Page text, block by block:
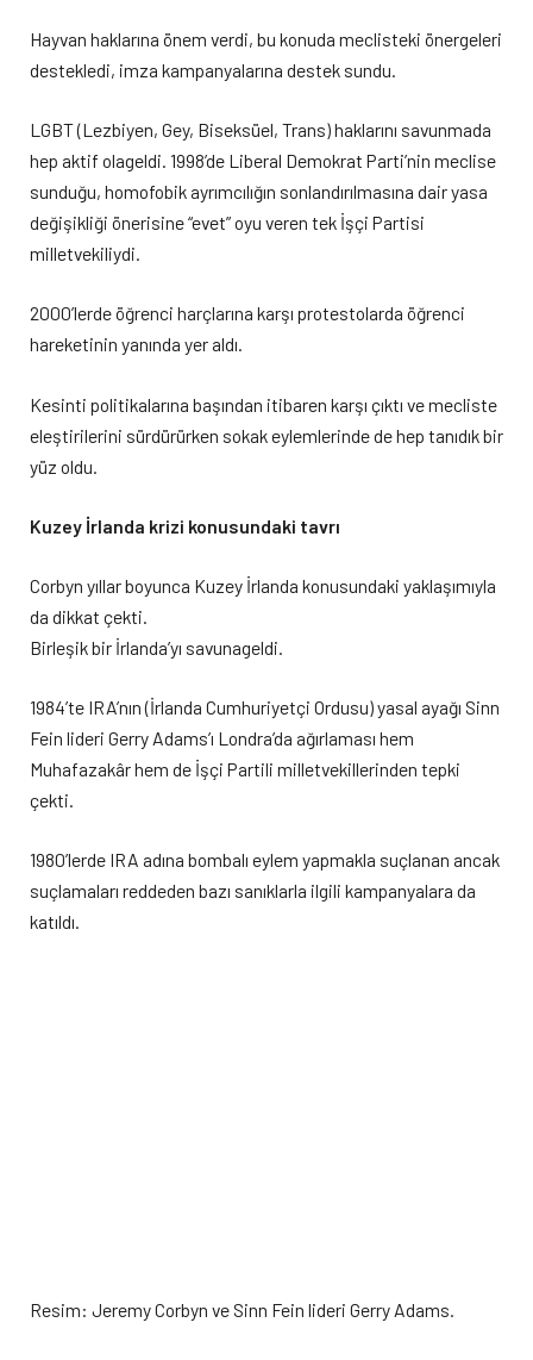
Hayvan haklarına önem verdi, bu konuda meclisteki önergeleri
destekledi, imza kampanyalarına destek sundu.
LGBT (Lezbiyen, Gey, Biseksüel, Trans) haklarını savunmada
hep aktif olageldi. 1998’de Liberal Demokrat Parti’nin meclise
sunduğu, homofobik ayrımcılığın sonlandırılmasına dair yasa
değişikliği önerisine “evet” oyu veren tek İşçi Partisi
milletvekiliydi.
2000’lerde öğrenci harçlarına karşı protestolarda öğrenci
hareketinin yanında yer aldı.
Kesinti politikalarına başından itibaren karşı çıktı ve mecliste
eleştirilerini sürdürürken sokak eylemlerinde de hep tanıdık bir
yüz oldu.
Kuzey İrlanda krizi konusundaki tavrı
Corbyn yıllar boyunca Kuzey İrlanda konusundaki yaklaşımıyla
da dikkat çekti.
Birleşik bir İrlanda’yı savunageldi.
1984’te IRA’nın (İrlanda Cumhuriyetçi Ordusu) yasal ayağı Sinn
Fein lideri Gerry Adams’ı Londra’da ağırlaması hem
Muhafazakâr hem de İşçi Partili milletvekillerinden tepki
çekti.
1980’lerde IRA adına bombalı eylem yapmakla suçlanan ancak
suçlamaları reddeden bazı sanıklarla ilgili kampanyalara da
katıldı.
Resim: Jeremy Corbyn ve Sinn Fein lideri Gerry Adams.